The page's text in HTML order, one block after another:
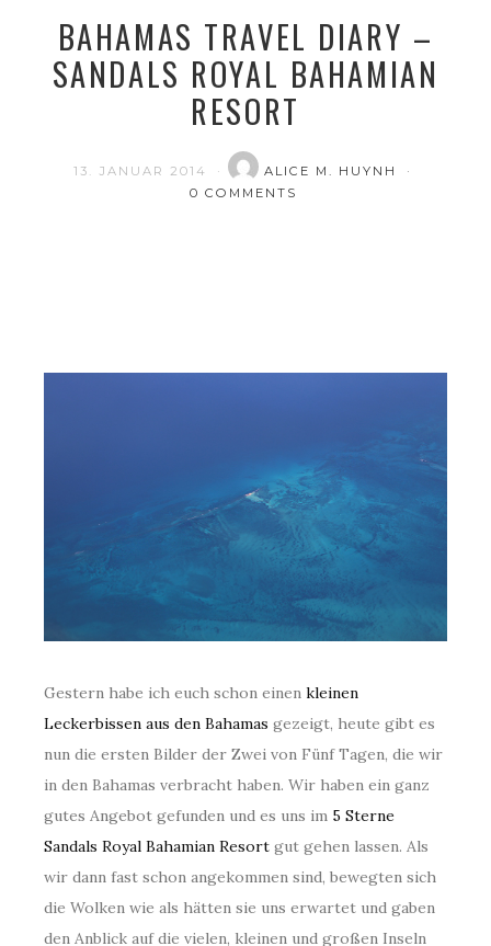
BAHAMAS TRAVEL DIARY –
SANDALS ROYAL BAHAMIAN
RESORT
13. JANUAR 2014
ALICE M. HUYNH
0 COMMENTS
Gestern habe ich euch schon einen kleinen
Leckerbissen aus den Bahamas gezeigt, heute gibt es
nun die ersten Bilder der Zwei von Fünf Tagen, die wir
in den Bahamas verbracht haben. Wir haben ein ganz
gutes Angebot gefunden und es uns im 5 Sterne
Sandals Royal Bahamian Resort gut gehen lassen. Als
wir dann fast schon angekommen sind, bewegten sich
die Wolken wie als hätten sie uns erwartet und gaben
den Anblick auf die vielen, kleinen und großen Inseln